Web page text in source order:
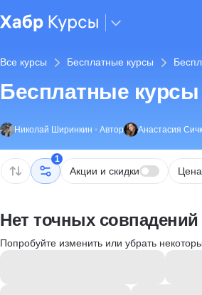
Все курсы Бесплатные курсы
Бесплатные курсы
Николай Ширинкин • Автор Анастасия
1
Акции и скидки Цена
Нет точных совпадений
Попробуйте изменить или убрать